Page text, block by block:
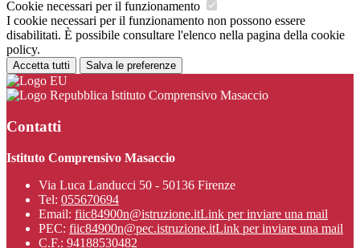
Cookie necessari per il funzionamento
I cookie necessari per il funzionamento non possono essere
disabilitati. È possibile consultare l'elenco nella pagina della cookie
policy.
Accetta tutti Salva le preferenze
Istituto Comprensivo Masaccio
Contatti
Istituto Comprensivo Masaccio
Via Luca Landucci 50 - 50136 Firenze
Tel: 055670694
Email: fiic84900n@istruzione.itLink per inviare una mail
PEC: fiic84900n@pec.istruzione.itLink per inviare una mail
C.F.: 94188530482